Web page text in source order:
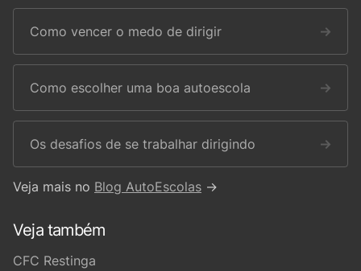
Como vencer o medo de dirigir →
Como escolher uma boa autoescola →
Os desafios de se trabalhar dirigindo →
Veja mais no Blog AutoEscolas →
Veja também
CFC Restinga